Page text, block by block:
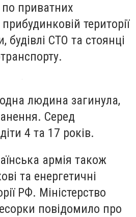
приватних
території
будівлі СТО та стоянці
людина загинула,
Серед
4 та 17 років.
армія також
та енергетичні
РФ. Міністерство
повідомило про